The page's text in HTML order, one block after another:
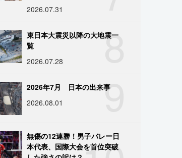
2026.07.31
8
東日本大震災以降の大地震一
覧
2026.07.28
9
2026年7月 日本の出来事
2026.08.01
無傷の12連勝！男子バレー日
本代表、国際大会を首位突破